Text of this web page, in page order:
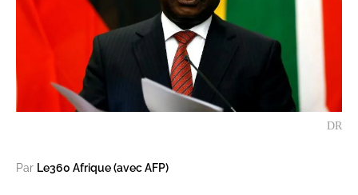
DR
Par Le360 Afrique (avec AFP)